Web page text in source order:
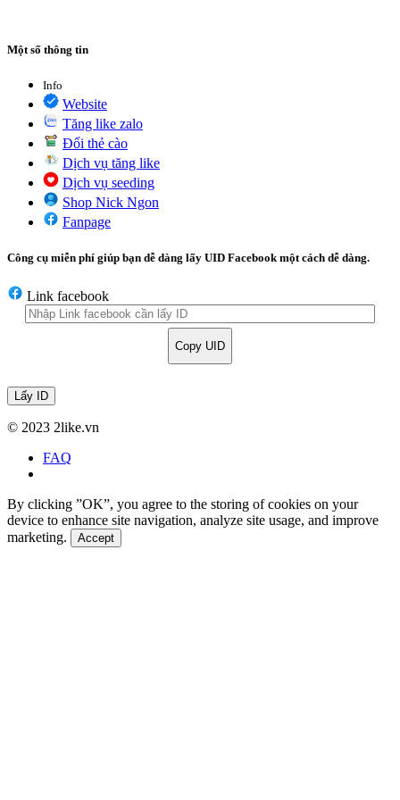
Một số thông tin
Info
Website
Tăng like zalo
Đổi thẻ cào
Dịch vụ tăng like
Dịch vụ seeding
Shop Nick Ngon
Fanpage
Công cụ miễn phí giúp bạn dễ dàng lấy UID Facebook một cách dễ dàng.
Link facebook
Copy UID
Lấy ID
© 2023 2like.vn
FAQ
By clicking ”OK”, you agree to the storing of cookies on your
device to enhance site navigation, analyze site usage, and improve
marketing.
Accept